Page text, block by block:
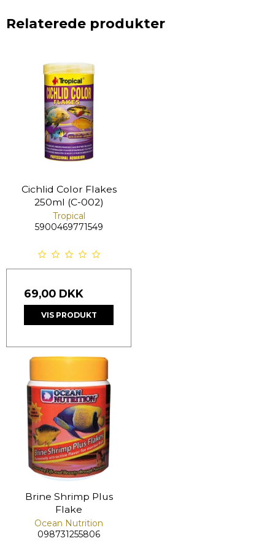
Relaterede produkter
Cichlid Color Flakes
250ml (C-002)
Tropical
5900469771549
69,00 DKK
VIS PRODUKT
Brine Shrimp Plus
Flake
Ocean Nutrition
098731255806